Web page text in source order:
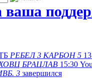
РЕБЕЛ 3 КАРБОН 5
БРАЦЛАВ 15:30
3 завершился